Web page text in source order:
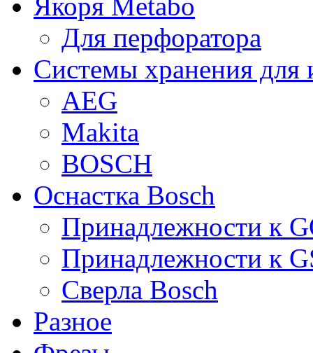
Для перфоратора
Системы хранения для
AEG
Makita
BOSCH
Оснастка Bosch
Принадлежности к
Принадлежности к
Сверла Bosch
Разное